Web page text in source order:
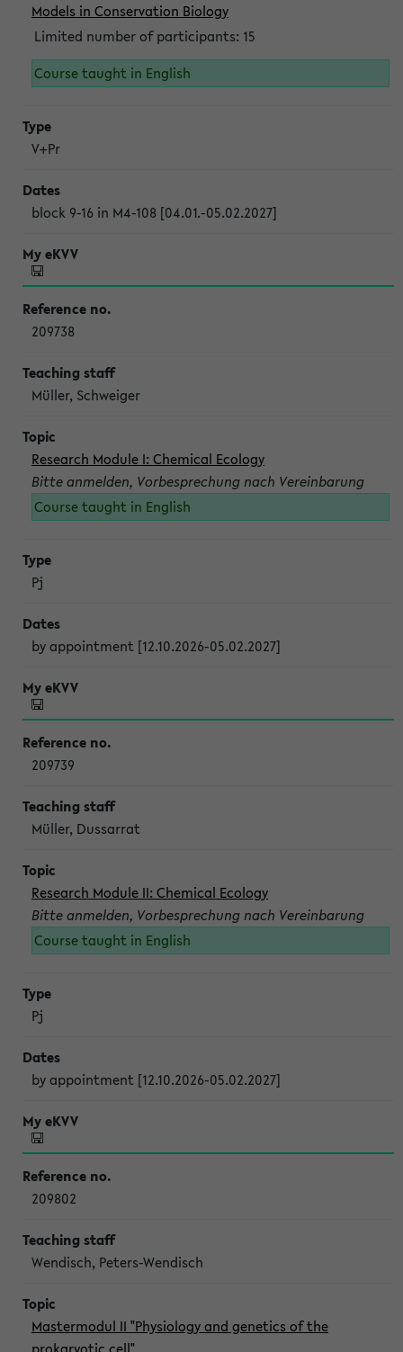
Models in Conservation Biology
Limited number of participants: 15
Course taught in English
V+Pr
block 9-16 in M4-108 [04.01.-05.02.2027]
209738
Müller, Schweiger
Research Module I: Chemical Ecology
Bitte anmelden, Vorbesprechung nach Vereinbarung
Course taught in English
Pj
by appointment [12.10.2026-05.02.2027]
209739
Müller, Dussarrat
Research Module II: Chemical Ecology
Bitte anmelden, Vorbesprechung nach Vereinbarung
Course taught in English
Pj
by appointment [12.10.2026-05.02.2027]
209802
Wendisch, Peters-Wendisch
Mastermodul II "Physiology and genetics of the